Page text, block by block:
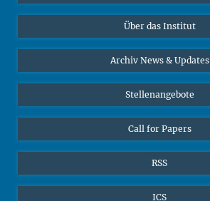
Online-Vorträge
Interviews zum Thema "Diversity"
Bluesky
Über das Institut
Archiv News & Updates
Stellenangebote
Call for Papers
RSS
ICS